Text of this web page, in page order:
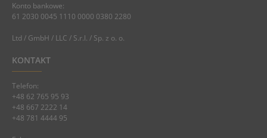
Konto bankowe:
61 2030 0045 1110 0000 0380 2280
Ltd / GmbH / LLC / S.r.l. / Sp. z o. o.
KONTAKT
Telefon:
+48 62 765 95 93
+48 667 2222 14
+48 781 4444 95